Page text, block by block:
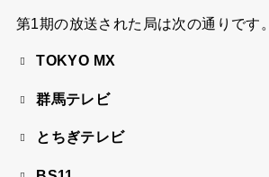
第1期の放送された局は次の通りです。
TOKYO MX
群馬テレビ
とちぎテレビ